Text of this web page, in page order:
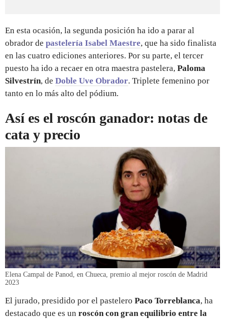
En esta ocasión, la segunda posición ha ido a parar al
obrador de pastelería Isabel Maestre, que ha sido finalista
en las cuatro ediciones anteriores. Por su parte, el tercer
puesto ha ido a recaer en otra maestra pastelera, Paloma
Silvestrín, de Doble Uve Obrador. Triplete femenino por
tanto en lo más alto del pódium.
Así es el roscón ganador: notas de
cata y precio
Elena Campal de Panod, en Chueca, premio al mejor roscón de Madrid
2023
El jurado, presidido por el pastelero Paco Torreblanca, ha
destacado que es un roscón con gran equilibrio entre la